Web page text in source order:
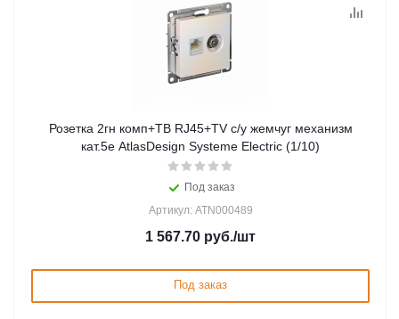
Розетка 2гн комп+ТВ RJ45+TV с/у жемчуг механизм
кат.5е AtlasDesign Systeme Electric (1/10)
Под заказ
Артикул: ATN000489
1 567.70 руб./шт
Под заказ